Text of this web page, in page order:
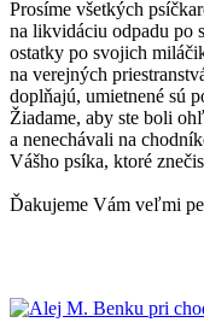
Prosíme všetkých
na likvidáciu odpadu po
ostatky po svojich
na verejných
doplňajú, umietnené sú
Žiadame, aby ste boli
a nenechávali na
Vášho psíka, ktoré
Ďakujeme Vám veľmi